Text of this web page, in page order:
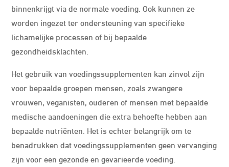
binnenkrijgt via de normale voeding. Ook kunnen ze
worden ingezet ter ondersteuning van specifieke
lichamelijke processen of bij bepaalde
gezondheidsklachten.
Het gebruik van voedingssupplementen kan zinvol zijn
voor bepaalde groepen mensen, zoals zwangere
vrouwen, veganisten, ouderen of mensen met bepaalde
medische aandoeningen die extra behoefte hebben aan
bepaalde nutriënten. Het is echter belangrijk om te
benadrukken dat voedingssupplementen geen vervanging
zijn voor een gezonde en gevarieerde voeding.